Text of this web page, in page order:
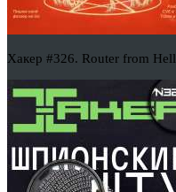
Хакер #326. Router from Hell